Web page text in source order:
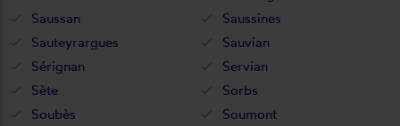
Saussan
Saussines
Sauteyrargues
Sauvian
Sérignan
Servian
Sète
Sorbs
Soubès
Soumont